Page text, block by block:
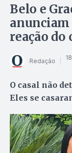
Belo e
anunciam
reação do
Redação
O casal não
Eles se